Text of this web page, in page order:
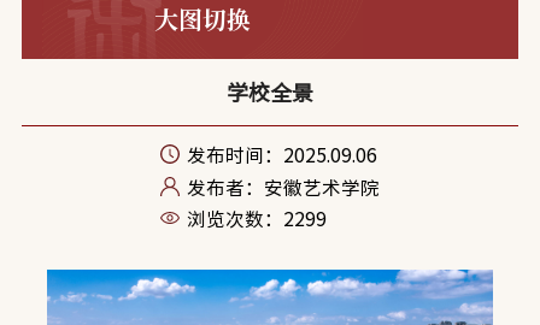
大图切换
学校全景
发布时间：2025.09.06
发布者：安徽艺术学院
浏览次数： 2299